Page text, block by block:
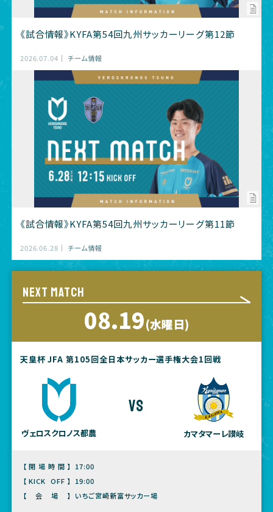
《試合情報》KYFA第54回九州サッカーリーグ第12節
2026.07.04 チーム情報
《試合情報》KYFA第54回九州サッカーリーグ第11節
2026.06.28 チーム情報
NEXT MATCH
08.19(水曜日)
天皇杯 JFA 第105回全日本サッカー選手権大会1回戦
ヴェロスクロノス都農
vs
カマタマーレ讃岐
【開場時間】
17:00
【KICK OFF】
19:00
【会場】
いちご宮崎新富サッカー場